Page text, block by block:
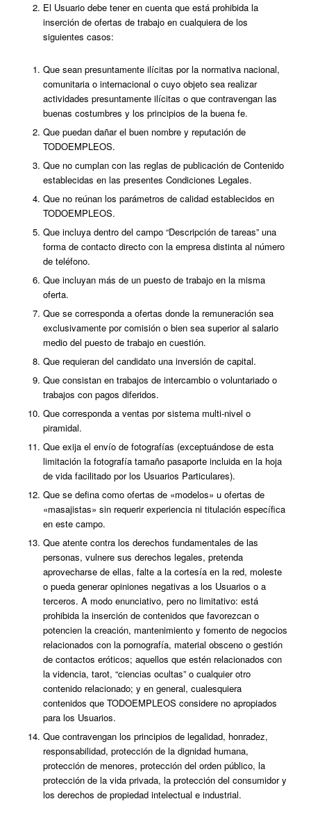
El Usuario debe tener en cuenta que está prohibida la
inserción de ofertas de trabajo en cualquiera de los
siguientes casos:
Que sean presuntamente ilícitas por la normativa nacional,
comunitaria o internacional o cuyo objeto sea realizar
actividades presuntamente ilícitas o que contravengan las
buenas costumbres y los principios de la buena fe.
Que puedan dañar el buen nombre y reputación de
TODOEMPLEOS.
Que no cumplan con las reglas de publicación de Contenido
establecidas en las presentes Condiciones Legales.
Que no reúnan los parámetros de calidad establecidos en
TODOEMPLEOS.
Que incluya dentro del campo “Descripción de tareas” una
forma de contacto directo con la empresa distinta al número
de teléfono.
Que incluyan más de un puesto de trabajo en la misma
oferta.
Que se corresponda a ofertas donde la remuneración sea
exclusivamente por comisión o bien sea superior al salario
medio del puesto de trabajo en cuestión.
Que requieran del candidato una inversión de capital.
Que consistan en trabajos de intercambio o voluntariado o
trabajos con pagos diferidos.
Que corresponda a ventas por sistema multi-nivel o
piramidal.
Que exija el envío de fotografías (exceptuándose de esta
limitación la fotografía tamaño pasaporte incluida en la hoja
de vida facilitado por los Usuarios Particulares).
Que se defina como ofertas de «modelos» u ofertas de
«masajistas» sin requerir experiencia ni titulación específica
en este campo.
Que atente contra los derechos fundamentales de las
personas, vulnere sus derechos legales, pretenda
aprovecharse de ellas, falte a la cortesía en la red, moleste
o pueda generar opiniones negativas a los Usuarios o a
terceros. A modo enunciativo, pero no limitativo: está
prohibida la inserción de contenidos que favorezcan o
potencien la creación, mantenimiento y fomento de negocios
relacionados con la pornografía, material obsceno o gestión
de contactos eróticos; aquellos que estén relacionados con
la videncia, tarot, “ciencias ocultas” o cualquier otro
contenido relacionado; y en general, cualesquiera
contenidos que TODOEMPLEOS considere no apropiados
para los Usuarios.
Que contravengan los principios de legalidad, honradez,
responsabilidad, protección de la dignidad humana,
protección de menores, protección del orden público, la
protección de la vida privada, la protección del consumidor y
los derechos de propiedad intelectual e industrial.